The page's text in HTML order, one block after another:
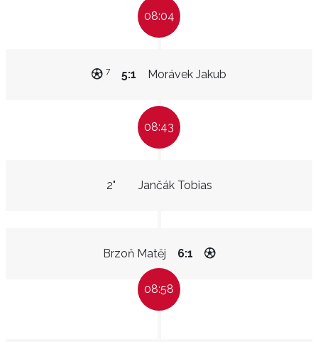
08:04
Morávek Jakub
5:1
7
08:43
Jančák Tobias
2"
Brzoň Matěj 6:1
08:58